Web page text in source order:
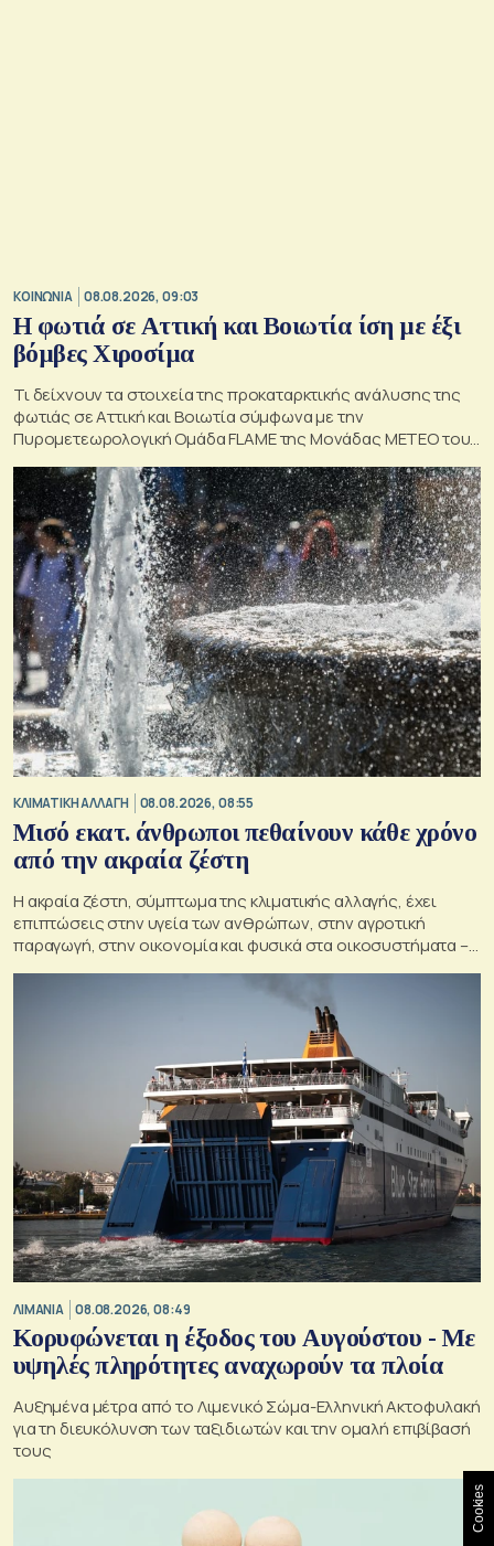
ΚΟΙΝΩΝΙΑ 08.08.2026, 09:03
Η φωτιά σε Αττική και Βοιωτία ίση με έξι
βόμβες Χιροσίμα
Τι δείχνουν τα στοιχεία της προκαταρκτικής ανάλυσης της
φωτιάς σε Αττική και Βοιωτία σύμφωνα με την
Πυρομετεωρολογική Ομάδα FLAME της Μονάδας ΜΕΤΕΟ του
ΚΛΙΜΑΤΙΚΗ ΑΛΛΑΓΗ 08.08.2026, 08:55
Μισό εκατ. άνθρωποι πεθαίνουν κάθε χρόνο
από την ακραία ζέστη
Η ακραία ζέστη, σύμπτωμα της κλιματικής αλλαγής, έχει
επιπτώσεις στην υγεία των ανθρώπων, στην αγροτική
παραγωγή, στην οικονομία και φυσικά στα οικοσυστήματα –
ΛΙΜΑΝΙΑ 08.08.2026, 08:49
Κορυφώνεται η έξοδος του Αυγούστου - Με
υψηλές πληρότητες αναχωρούν τα πλοία
Αυξημένα μέτρα από το Λιμενικό Σώμα-Ελληνική Ακτοφυλακή
για τη διευκόλυνση των ταξιδιωτών και την ομαλή επιβίβασή
τους
Cookies